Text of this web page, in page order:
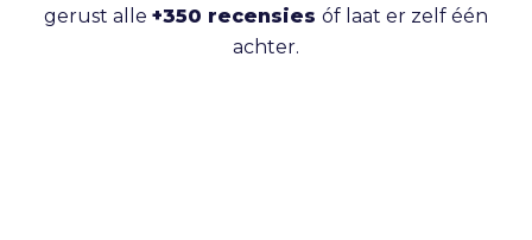
gerust alle +350 recensies óf laat er zelf één
achter.